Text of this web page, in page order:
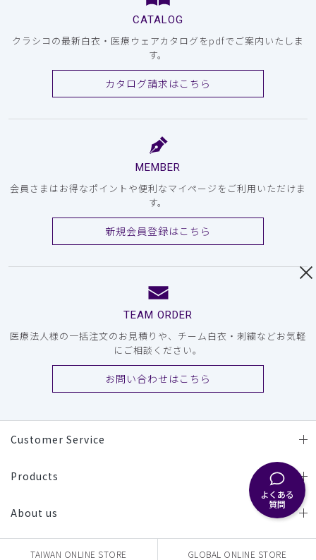
よくある
質問
CATALOG
クラシコの最新白衣・医療ウェアカタログをpdfでご案内いたしま
す。
カタログ請求はこちら
MEMBER
会員さまはお得なポイントや便利なマイページをご利用いただけま
す。
新規会員登録はこちら
TEAM ORDER
医療法人様の一括注文のお見積りや、チーム白衣・刺繍などお気軽
にご相談ください。
お問い合わせはこちら
Customer Service
Products
About us
TAIWAN ONLINE STORE GLOBAL ONLINE STORE